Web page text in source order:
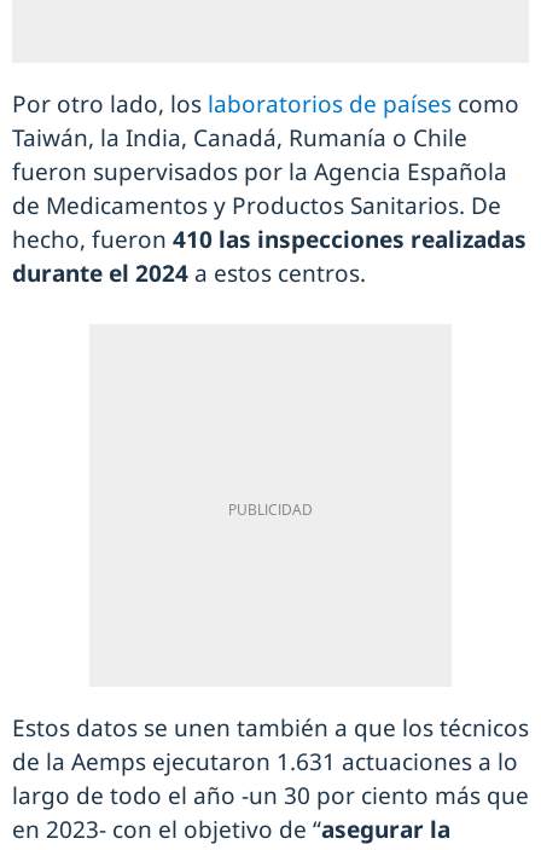
Por otro lado, los laboratorios de países como
Taiwán, la India, Canadá, Rumanía o Chile
fueron supervisados por la Agencia Española
de Medicamentos y Productos Sanitarios. De
hecho, fueron 410 las inspecciones realizadas
durante el 2024 a estos centros.
Estos datos se unen también a que los técnicos
de la Aemps ejecutaron 1.631 actuaciones a lo
largo de todo el año -un 30 por ciento más que
en 2023- con el objetivo de “asegurar la